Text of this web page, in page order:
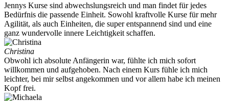
Jennys Kurse sind abwechslungsreich und man findet für jedes
Bedürfnis die passende Einheit. Sowohl kraftvolle Kurse für mehr
Agilität, als auch Einheiten, die super entspannend sind und eine
ganz wundervolle innere Leichtigkeit schaffen.
Christina
Obwohl ich absolute Anfängerin war, fühlte ich mich sofort
willkommen und aufgehoben. Nach einem Kurs fühle ich mich
leichter, bei mir selbst angekommen und vor allem habe ich meinen
Kopf frei.